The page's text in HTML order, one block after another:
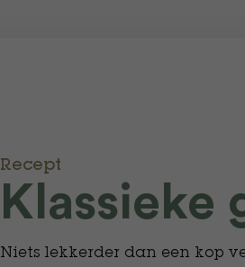
Recept
Klassieke
Niets lekkerder dan een kop